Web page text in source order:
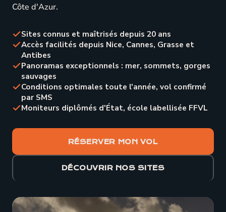
Côte d'Azur.
Sites connus et maîtrisés depuis 20 ans
Accès facilités depuis Nice, Cannes, Grasse et
Antibes
Panoramas exceptionnels : mer, sommets, gorges
sauvages
Conditions optimales toute l'année, vol confirmé
par SMS
Moniteurs diplômés d'État, école labellisée FFVL
RÉSERVER MON VOL
DÉCOUVRIR NOS SITES